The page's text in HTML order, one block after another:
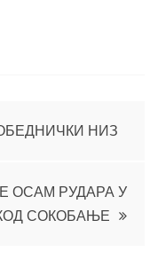
НИЗ
ОСАМ РУДАРА У
СОКОБАЊЕ